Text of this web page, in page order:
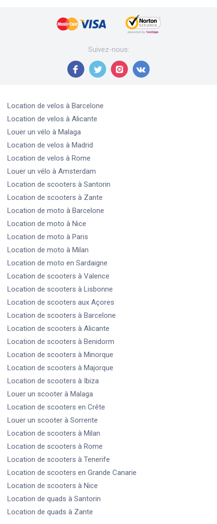
Suivez-nous:
Location de velos à Barcelone
Location de velos à Alicante
Louer un vélo à Malaga
Location de velos à Madrid
Location de velos à Rome
Louer un vélo à Amsterdam
Location de scooters à Santorin
Location de scooters à Zante
Location de moto à Barcelone
Location de moto à Nice
Location de moto à Paris
Location de moto à Milan
Location de moto en Sardaigne
Location de scooters à Valence
Location de scooters à Lisbonne
Location de scooters aux Açores
Location de scooters à Barcelone
Location de scooters à Alicante
Location de scooters à Benidorm
Location de scooters à Minorque
Location de scooters à Majorque
Location de scooters à Ibiza
Louer un scooter à Malaga
Location de scooters en Crête
Louer un scooter à Sorrente
Location de scooters à Milan
Location de scooters à Rome
Location de scooters à Tenerife
Location de scooters en Grande Canarie
Location de scooters à Nice
Location de quads à Santorin
Location de quads à Zante